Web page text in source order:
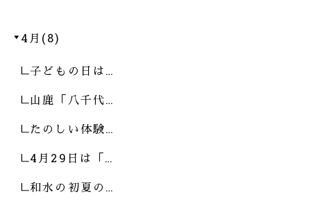
4月(8)
子どもの日は…
山鹿「八千代…
たのしい体験…
4月29日は「…
和水の初夏の…